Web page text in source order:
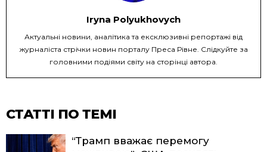
Iryna Polyukhovych
Актуальні новини, аналітика та ексклюзивні репортажі від
журналіста стрічки новин порталу Преса Рівне. Слідкуйте за
головними подіями світу на сторінці автора.
СТАТТІ ПО ТЕМІ
“Трамп вважає перемогу